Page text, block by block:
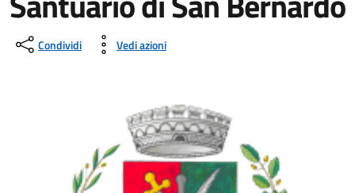
Condividi Vedi azioni